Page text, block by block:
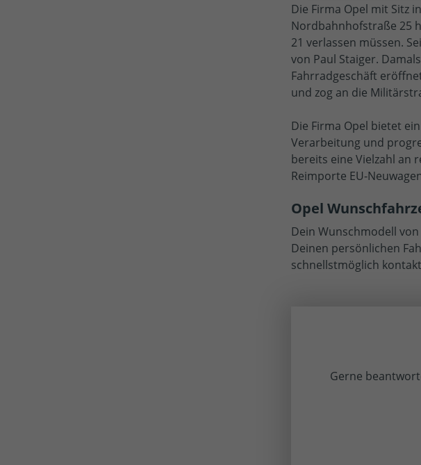
Die Firma Opel mit Sitz
Nordbahnhofstraße 25
21 verlassen müssen.
von Paul Staiger.
Fahrradgeschäft
und zog an die
Die Firma Opel bietet
Verarbeitung und
bereits eine Vielzahl an
Reimporte EU-
Opel
Dein Wunschmodell
Deinen persönlichen
schnellstmöglich
Gerne